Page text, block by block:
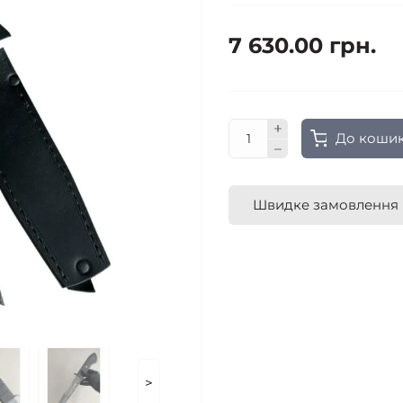
>
7 630.00 грн.
До
Швидке замовлення